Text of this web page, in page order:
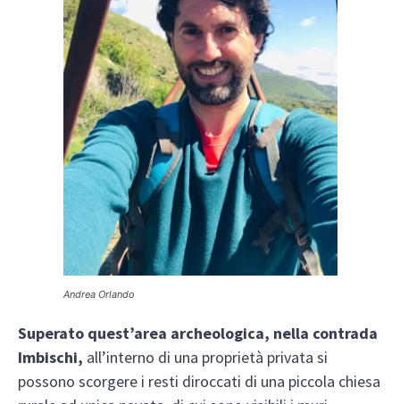
Andrea Orlando
Superato quest’area archeologica, nella contrada
Imbischi, all’interno di una proprietà privata si
possono scorgere i resti diroccati di una piccola chiesa